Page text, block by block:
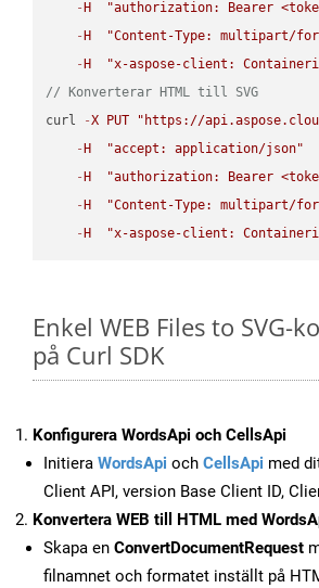
- H
"authorization: Bearer
- H
"Content-Type: multipart/
- H
"x-aspose-client:
// Konverterar HTML till SVG
curl
-X PUT
"https://
- H
"accept: application/json"
- H
"authorization: Bearer
- H
"Content-Type: multipart/
- H "x-aspose-client:
Enkel WEB Files to SVG-
på Curl SDK
Konfigurera WordsApi och CellsApi
Initiera WordsApi och CellsApi med
Client API, version Base Client ID,
Konvertera WEB till HTML med
Skapa en ConvertDocumentRequest
filnamnet och formatet inställt på